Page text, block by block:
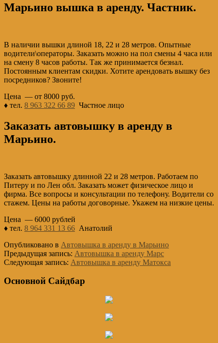
Марьино вышка в аренду. Частник.
В наличии вышки длиной 18, 22 и 28 метров. Опытные
водители\операторы. Заказать можно на пол смены 4 часа или
на смену 8 часов работы. Так же принимается безнал.
Постоянным клиентам скидки. Хотите арендовать вышку без
посредников? Звоните!
Цена — от 8000 руб.
♦ тел. 8 963 322 66 89 Частное лицо
Заказать автовышку в аренду в
Марьино.
Заказать автовышку длинной 22 и 28 метров. Работаем по
Питеру и по Лен обл. Заказать может физическое лицо и
фирма. Все вопросы и консультации по телефону. Водители со
стажем. Цены на работы договорные. Укажем на низкие цены.
Цена — 6000 рублей
♦ тел. 8 964 331 13 66 Анатолий
Опубликовано в Автовышка в аренду в Марьино
Предыдущая запись: Автовышка в аренду Марс
Следующая запись: Автовышка в аренду Матокса
Основной Сайдбар